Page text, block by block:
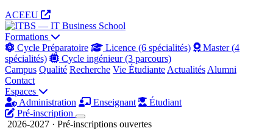
ACEEU
Formations
Cycle Préparatoire
Licence (6 spécialités)
Master (4
spécialités)
Cycle ingénieur (3 parcours)
Campus Qualité Recherche Vie Étudiante Actualités Alumni
Contact
Espaces
Administration
Enseignant
Étudiant
Pré-inscription
2026-2027 · Pré-inscriptions ouvertes